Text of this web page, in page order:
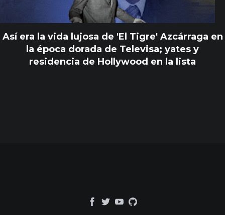
Así era la vida lujosa de 'El Tigre' Azcárraga en
la época dorada de Televisa; yates y
residencia de Hollywood en la lista